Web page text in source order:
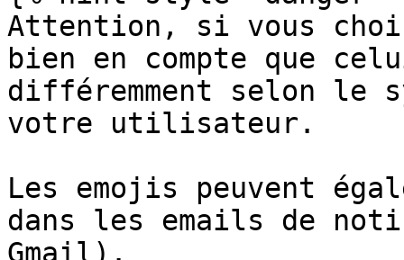
Attention, si vous
bien en compte que
différemment selon le
votre utilisateur.
Les emojis peuvent
dans les emails de
Gmail).